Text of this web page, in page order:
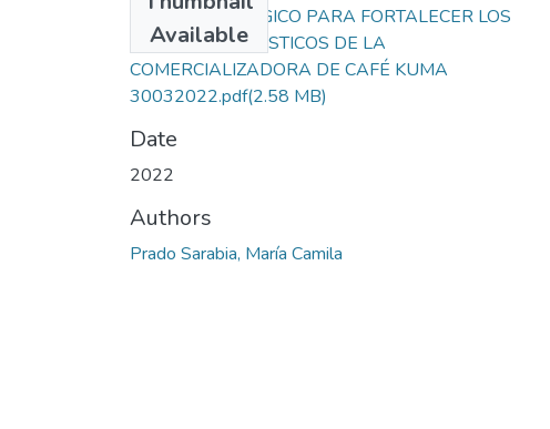
Available
PLAN ESTRATÉGICO PARA FORTALECER LOS
PROCESOS LOGISTICOS DE LA
COMERCIALIZADORA DE CAFÉ KUMA
30032022.pdf(2.58 MB)
Date
2022
Authors
Prado Sarabia, María Camila